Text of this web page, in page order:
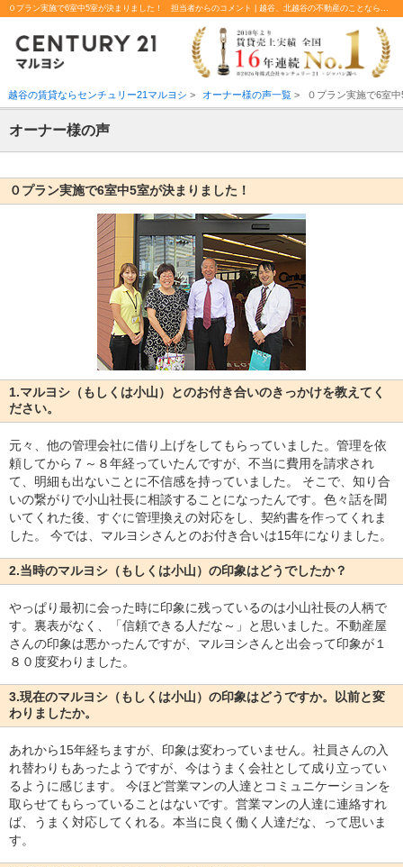
０プラン実施で6室中5室が決まりました！ 担当者からのコメント | 越谷、北越谷の不動産のことならセンチュリー21マルヨシ
越谷の賃貸ならセンチュリー21マルヨシ > オーナー様の声一覧> ０プラン実施で6室
オーナー様の声
０プラン実施で6室中5室が決まりました！
1.マルヨシ（もしくは小山）とのお付き合いのきっかけを教えてく
ださい。
元々、他の管理会社に借り上げをしてもらっていました。管理を依
頼してから７～８年経っていたんですが、不当に費用を請求され
て、明細も出ないことに不信感を持っていました。 そこで、知り合
いの繋がりで小山社長に相談することになったんです。色々話を聞
いてくれた後、すぐに管理換えの対応をし、契約書を作ってくれま
した。 今では、マルヨシさんとのお付き合いは15年になりました。
2.当時のマルヨシ（もしくは小山）の印象はどうでしたか？
やっぱり最初に会った時に印象に残っているのは小山社長の人柄で
す。裏表がなく、「信頼できる人だな～」と思いました。不動産屋
さんの印象は悪かったんですが、マルヨシさんと出会って印象が１
８０度変わりました。
3.現在のマルヨシ（もしくは小山）の印象はどうですか。以前と変
わりましたか。
あれから15年経ちますが、印象は変わっていません。社員さんの入
れ替わりもあったようですが、今はうまく会社として成り立ってい
るように感じます。 今ほど営業マンの人達とコミュニケーションを
取らせてもらっていることはないです。営業マンの人達に連絡すれ
ば、うまく対応してくれる。本当に良く働く人達だな、って思いま
す。